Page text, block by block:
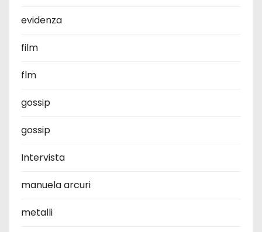
evidenza
film
flm
gossip
gossip
Intervista
manuela arcuri
metalli